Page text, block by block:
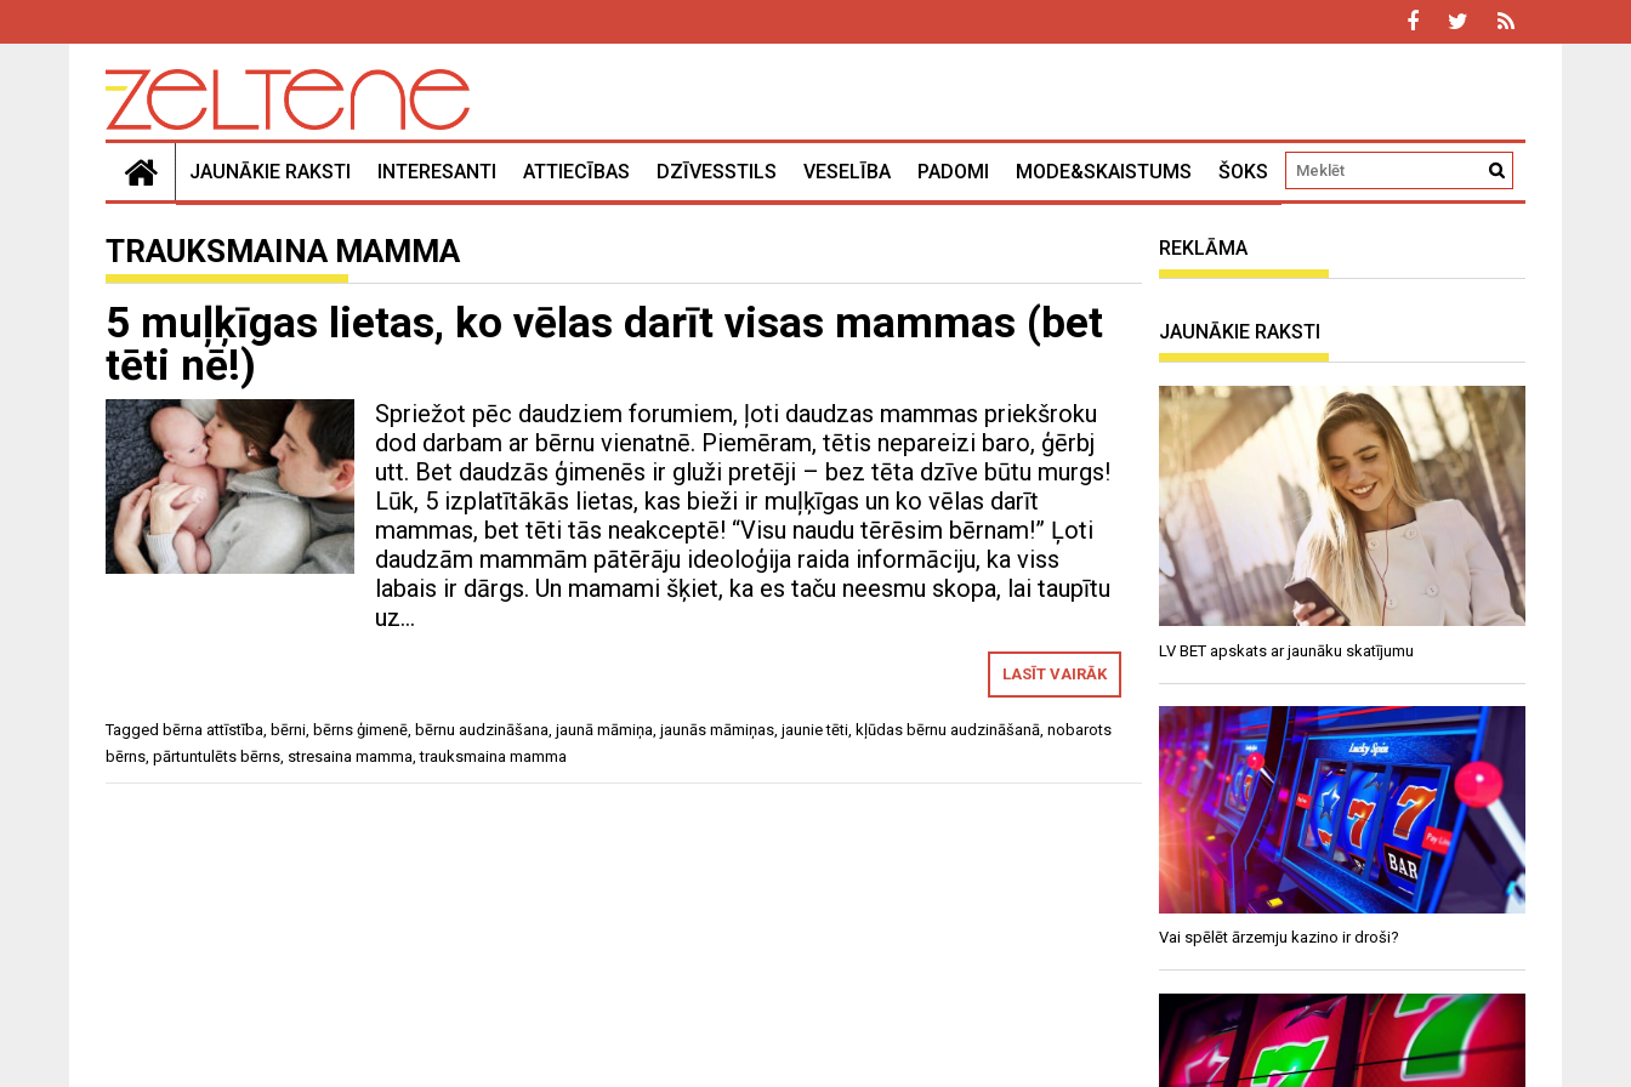
JAUNĀKIE RAKSTI INTERESANTI ATTIECĪBAS DZĪVESSTILS VESELĪBA PADOMI MODE&SKAISTUMS ŠOKS
TRAUKSMAINA MAMMA
5 muļķīgas lietas, ko vēlas darīt visas mammas (bet
tēti nē!)
Spriežot pēc daudziem forumiem, ļoti daudzas mammas priekšroku
dod darbam ar bērnu vienatnē. Piemēram, tētis nepareizi baro, ģērbj
utt. Bet daudzās ģimenēs ir gluži pretēji – bez tēta dzīve būtu murgs!
Lūk, 5 izplatītākās lietas, kas bieži ir muļķīgas un ko vēlas darīt
mammas, bet tēti tās neakceptē! “Visu naudu tērēsim bērnam!” Ļoti
daudzām mammām pātērāju ideoloģija raida informāciju, ka viss
labais ir dārgs. Un mamami šķiet, ka es taču neesmu skopa, lai taupītu
uz…
LASĪT VAIRĀK
Tagged bērna attīstība, bērni, bērns ģimenē, bērnu audzināšana, jaunā māmiņa, jaunās māmiņas, jaunie tēti, kļūdas bērnu audzināšanā, nobarots
bērns, pārtuntulēts bērns, stresaina mamma,trauksmaina mamma
REKLĀMA
JAUNĀKIE RAKSTI
LV BET apskats ar jaunāku skatījumu
Vai spēlēt ārzemju kazino ir droši?